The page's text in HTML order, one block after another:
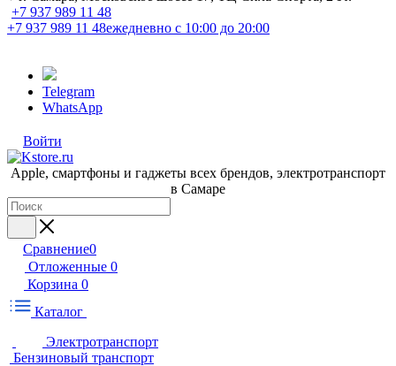
+7 937 989 11 48
+7 937 989 11 48ежедневно с 10:00 до 20:00
Telegram
WhatsApp
Войти
Apple, cмартфоны и гаджеты всех брендов, электротранспорт
в Самаре
Сравнение0
Отложенные 0
Корзина 0
Каталог
Электротранспорт
Бензиновый транспорт